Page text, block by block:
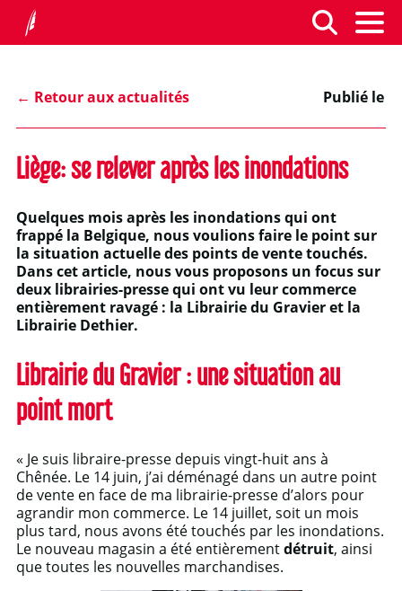
← Retour aux actualités Publié le
Liège: se relever après les inondations
Quelques mois après les inondations qui ont
frappé la Belgique, nous voulions faire le point sur
la situation actuelle des points de vente touchés.
Dans cet article, nous vous proposons un focus sur
deux librairies-presse qui ont vu leur commerce
entièrement ravagé : la Librairie du Gravier et la
Librairie Dethier.
Librairie du Gravier : une situation au
point mort
« Je suis libraire-presse depuis vingt-huit ans à
Chênée. Le 14 juin, j’ai déménagé dans un autre point
de vente en face de ma librairie-presse d’alors pour
agrandir mon commerce. Le 14 juillet, soit un mois
plus tard, nous avons été touchés par les inondations.
Le nouveau magasin a été entièrementdétruit, ainsi
que toutes les nouvelles marchandises.